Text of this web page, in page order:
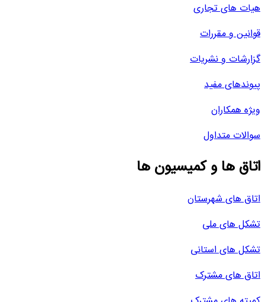
هیات های تجاری
قوانین و مقررات
گزارشات و نشریات
پیوندهای مفید
ویژه همکاران
سوالات متداول
اتاق ها و کمیسیون ها
اتاق های شهرستان
تشکل های ملی
تشکل های استانی
اتاق های مشترک